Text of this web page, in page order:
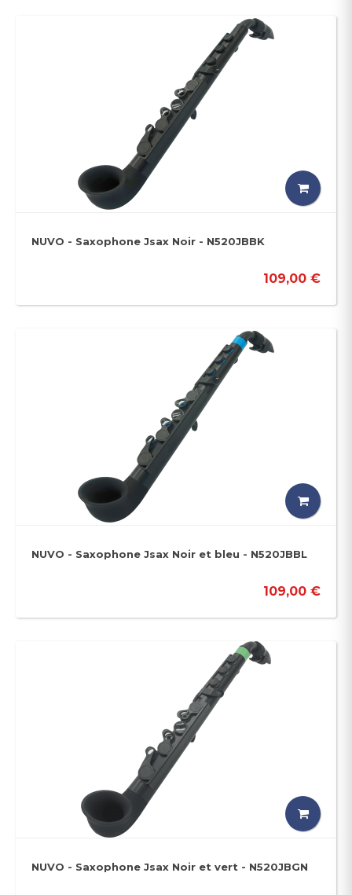
NUVO - Saxophone Jsax Noir - N520JBBK
109,00 €
NUVO - Saxophone Jsax Noir et bleu - N520JBBL
109,00 €
NUVO - Saxophone Jsax Noir et vert - N520JBGN